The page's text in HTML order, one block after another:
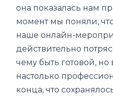
она показалась нам
момент мы поняли,
наше онлайн-
действительно
чему быть готовой,
настолько
конца, что